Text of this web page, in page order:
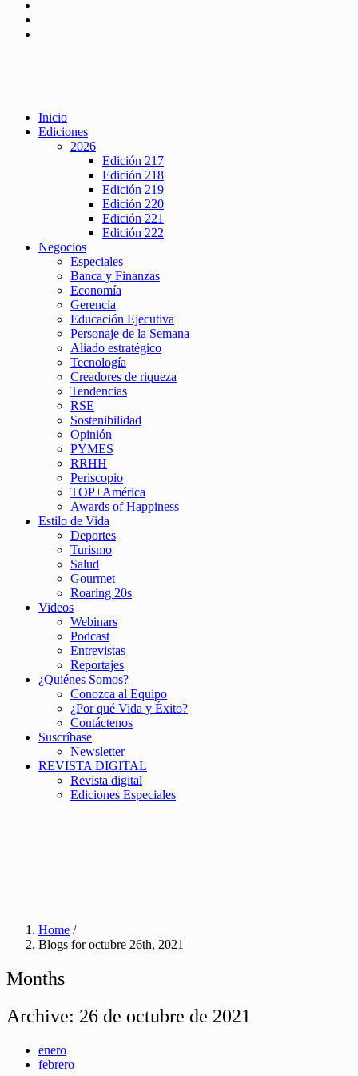
Inicio
Ediciones
2026
Edición 217
Edición 218
Edición 219
Edición 220
Edición 221
Edición 222
Negocios
Especiales
Banca y Finanzas
Economía
Gerencia
Educación Ejecutiva
Personaje de la Semana
Aliado estratégico
Tecnología
Creadores de riqueza
Tendencias
RSE
Sostenibilidad
Opinión
PYMES
RRHH
Periscopio
TOP+América
Awards of Happiness
Estilo de Vida
Deportes
Turismo
Salud
Gourmet
Roaring 20s
Videos
Webinars
Podcast
Entrevistas
Reportajes
¿Quiénes Somos?
Conozca al Equipo
¿Por qué Vida y Éxito?
Contáctenos
Suscríbase
Newsletter
REVISTA DIGITAL
Revista digital
Ediciones Especiales
Home /
Blogs for octubre 26th, 2021
Months
Archive: 26 de octubre de 2021
enero
febrero